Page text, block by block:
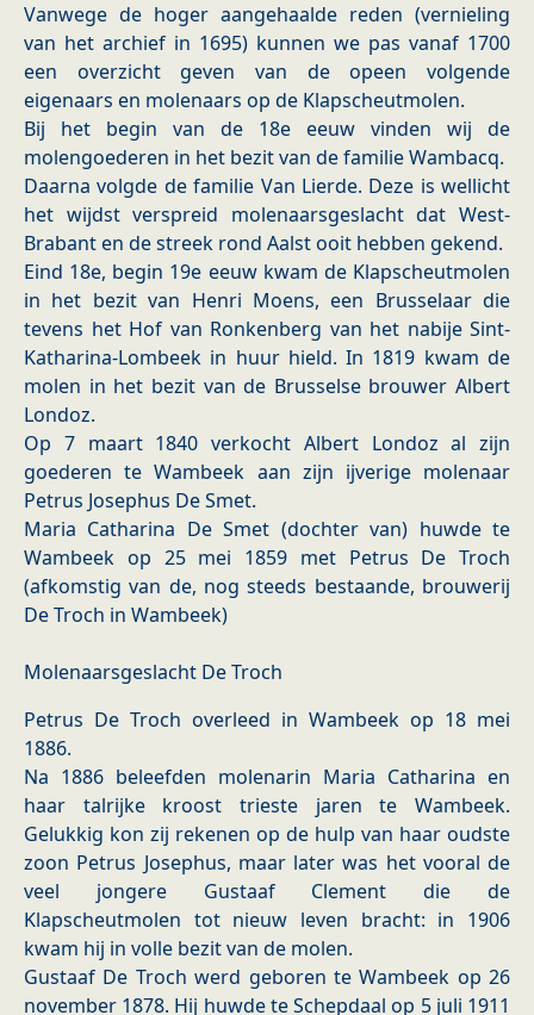
Vanwege de hoger aangehaalde reden (vernieling
van het archief in 1695) kunnen we pas vanaf 1700
een overzicht geven van de opeen volgende
eigenaars en molenaars op de Klapscheutmolen.
Bij het begin van de 18e eeuw vinden wij de
molengoederen in het bezit van de familie Wambacq.
Daarna volgde de familie Van Lierde. Deze is wellicht
het wijdst verspreid molenaarsgeslacht dat West-
Brabant en de streek rond Aalst ooit hebben gekend.
Eind 18e, begin 19e eeuw kwam de Klapscheutmolen
in het bezit van Henri Moens, een Brusselaar die
tevens het Hof van Ronkenberg van het nabije Sint-
Katharina-Lombeek in huur hield. In 1819 kwam de
molen in het bezit van de Brusselse brouwer Albert
Londoz.
Op 7 maart 1840 verkocht Albert Londoz al zijn
goederen te Wambeek aan zijn ijverige molenaar
Petrus Josephus De Smet.
Maria Catharina De Smet (dochter van) huwde te
Wambeek op 25 mei 1859 met Petrus De Troch
(afkomstig van de, nog steeds bestaande, brouwerij
De Troch in Wambeek)
Molenaarsgeslacht De Troch
Petrus De Troch overleed in Wambeek op 18 mei
1886.
Na 1886 beleefden molenarin Maria Catharina en
haar talrijke kroost trieste jaren te Wambeek.
Gelukkig kon zij rekenen op de hulp van haar oudste
zoon Petrus Josephus, maar later was het vooral de
veel jongere Gustaaf Clement die de
Klapscheutmolen tot nieuw leven bracht: in 1906
kwam hij in volle bezit van de molen.
Gustaaf De Troch werd geboren te Wambeek op 26
november 1878. Hij huwde te Schepdaal op 5 juli 1911